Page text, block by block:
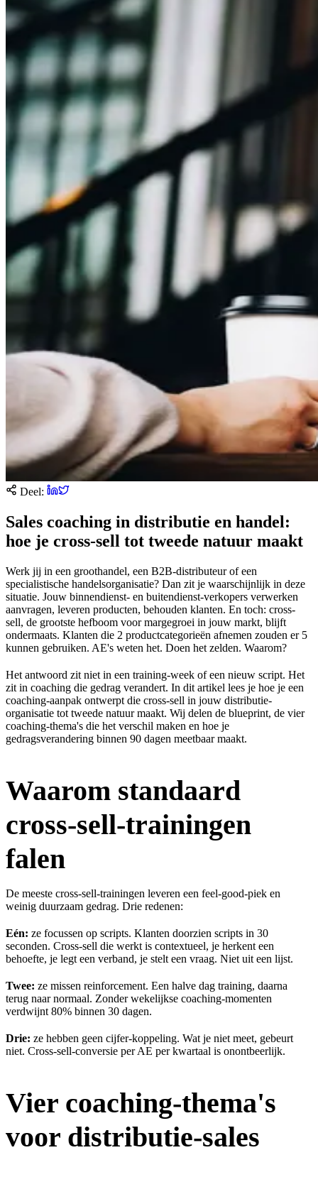
Deel:
Sales coaching in distributie en handel:
hoe je cross-sell tot tweede natuur maakt
Werk jij in een groothandel, een B2B-distributeur of een
specialistische handelsorganisatie? Dan zit je waarschijnlijk in deze
situatie. Jouw binnendienst- en buitendienst-verkopers verwerken
aanvragen, leveren producten, behouden klanten. En toch: cross-
sell, de grootste hefboom voor margegroei in jouw markt, blijft
ondermaats. Klanten die 2 productcategorieën afnemen zouden er 5
kunnen gebruiken. AE's weten het. Doen het zelden. Waarom?
Het antwoord zit niet in een training-week of een nieuw script. Het
zit in coaching die gedrag verandert. In dit artikel lees je hoe je een
coaching-aanpak ontwerpt die cross-sell in jouw distributie-
organisatie tot tweede natuur maakt. Wij delen de blueprint, de vier
coaching-thema's die het verschil maken en hoe je
gedragsverandering binnen 90 dagen meetbaar maakt.
Waarom standaard
cross-sell-trainingen
falen
De meeste cross-sell-trainingen leveren een feel-good-piek en
weinig duurzaam gedrag. Drie redenen:
Eén: ze focussen op scripts. Klanten doorzien scripts in 30
seconden. Cross-sell die werkt is contextueel, je herkent een
behoefte, je legt een verband, je stelt een vraag. Niet uit een lijst.
Twee: ze missen reinforcement. Een halve dag training, daarna
terug naar normaal. Zonder wekelijkse coaching-momenten
verdwijnt 80% binnen 30 dagen.
Drie: ze hebben geen cijfer-koppeling. Wat je niet meet, gebeurt
niet. Cross-sell-conversie per AE per kwartaal is onontbeerlijk.
Vier coaching-thema's
voor distributie-sales